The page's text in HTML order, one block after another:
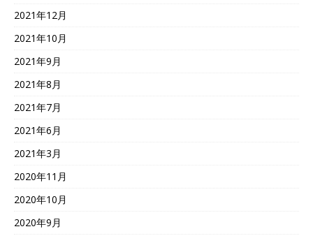
2021年12月
2021年10月
2021年9月
2021年8月
2021年7月
2021年6月
2021年3月
2020年11月
2020年10月
2020年9月